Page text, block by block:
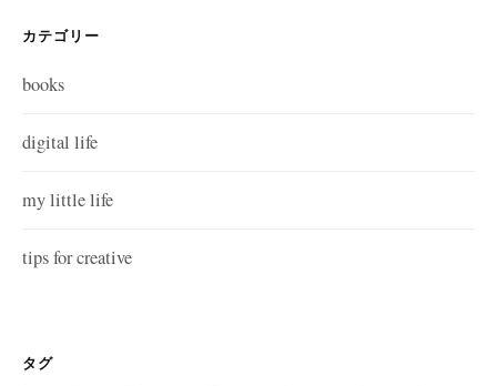
カテゴリー
books
digital life
my little life
tips for creative
タグ